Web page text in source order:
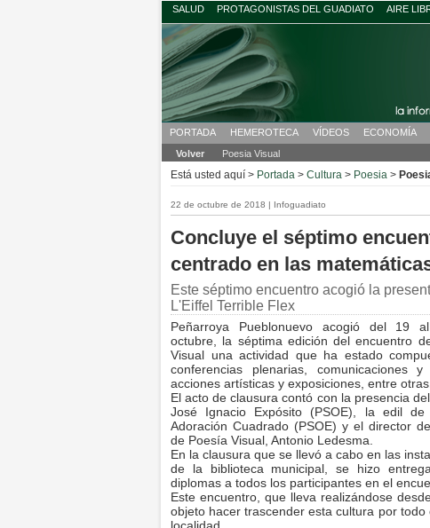
SALUD PROTAGONISTAS DEL GUADIATO AIRE
PORTADA HEMEROTECA VÍDEOS ECONOMÍA
Volver
Poesia Visual
Está usted aquí > Portada > Cultura > Poesia >
22 de octubre de 2018 | Infoguadiato
Concluye el séptimo
centrado en las
Este séptimo encuentro acogió la
L'Eiffel Terrible Flex
Peñarroya Pueblonuevo acogió del 19
octubre, la séptima edición del encuentro
Visual una actividad que ha estado
conferencias plenarias, comunicaciones y
acciones artísticas y exposiciones, entre otras.
El acto de clausura contó con la presencia
José Ignacio Expósito (PSOE), la edil de
Adoración Cuadrado (PSOE) y el director
de Poesía Visual, Antonio Ledesma.
En la clausura que se llevó a cabo en las
de la biblioteca municipal, se hizo
diplomas a todos los participantes en el
Este encuentro, que lleva realizándose
objeto hacer trascender esta cultura por